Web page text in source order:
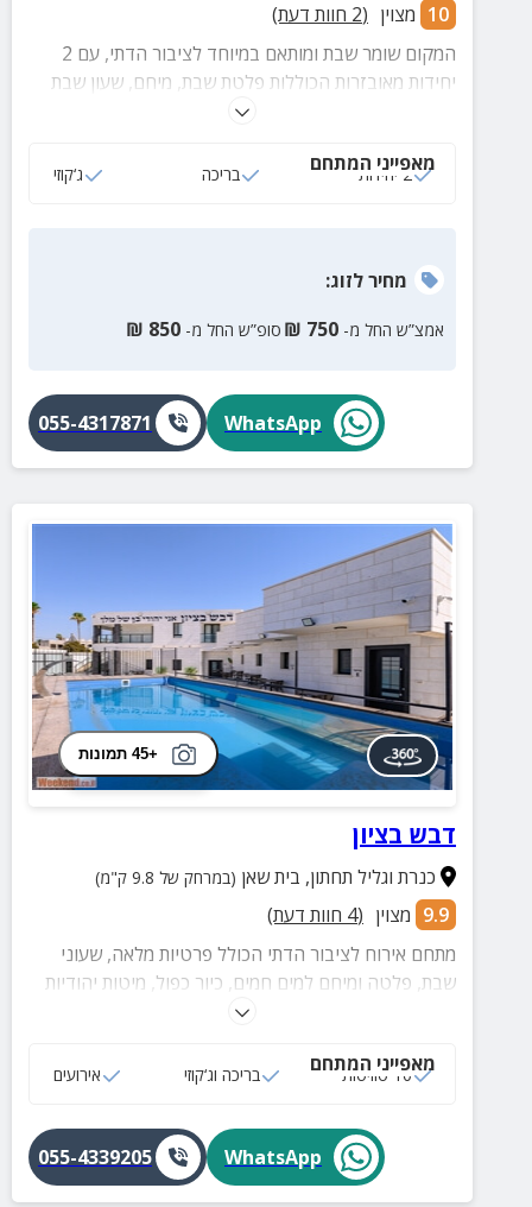
10 מצוין (
2 חוות דעת)
המקום שומר שבת ומותאם במיוחד לציבור הדתי, עם 2
יחידות מאובזרות הכוללות פלטת שבת, מיחם, שעון שבת
וכיור כפול, ובית כנסת במרחק הליכה לנופש נעים, מכבד
מאפייני המתחם
2 יחידות בריכה ג‘קוזי
מחירלזוג:
אמצ”ש החל מ- 750
₪ סופ”ש החל מ- 850
₪
WhatsApp
055-4317871
+45 תמונות
דבש בציון
כנרת וגליל תחתון, בית שאן (במרחק של 9.8 ק"מ)
9.9 מצוין (
4 חוות דעת)
מתחם אירוח לציבור הדתי הכולל פרטיות מלאה, שעוני
שבת, פלטה ומיחם למים חמים, כיור כפול, מיטות יהודיות
מאפייני המתחם
10 סוויטות בריכה וג‘קוזי אירועים
WhatsApp
055-4339205